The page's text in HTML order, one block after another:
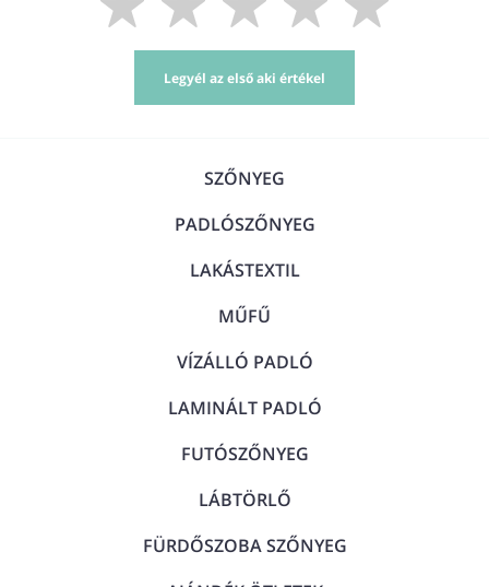
Legyél az első aki értékel
SZŐNYEG
PADLÓSZŐNYEG
LAKÁSTEXTIL
MŰFŰ
VÍZÁLLÓ PADLÓ
LAMINÁLT PADLÓ
FUTÓSZŐNYEG
LÁBTÖRLŐ
FÜRDŐSZOBA SZŐNYEG